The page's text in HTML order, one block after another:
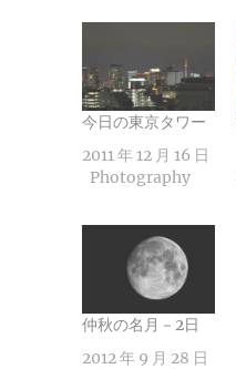
今日の東京タワー
2011 年 12 月 16 日
Photography
仲秋の名月－2日
2012 年 9 月 28 日